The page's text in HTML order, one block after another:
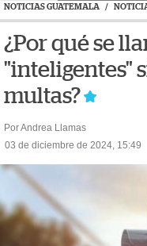
NOTICIAS GUATEMALA /
¿Por qué se
"inteligentes"
multas?
Por Andrea Llamas
03 de diciembre de 2024, 15:49